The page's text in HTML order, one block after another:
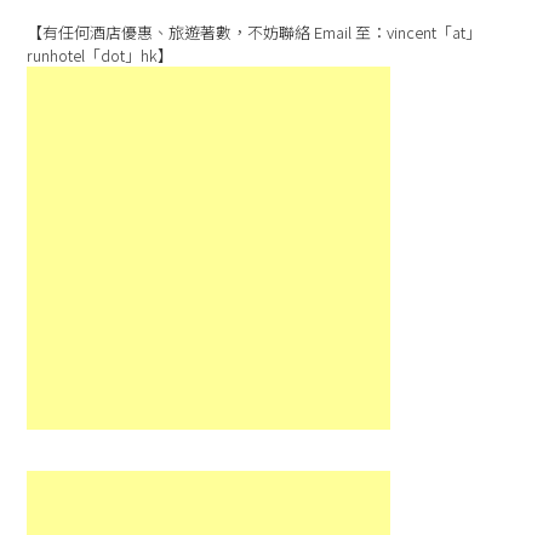
【有任何酒店優惠、旅遊著數，不妨聯絡 Email 至：vincent「at」
runhotel「dot」hk】